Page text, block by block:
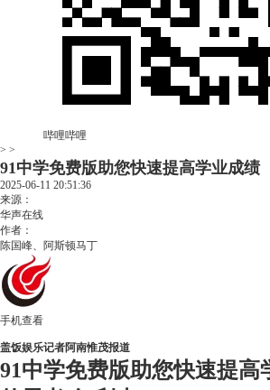
哔哩哔哩
> >
91中学免费版助您快速提高学业成绩
2025-06-11 20:51:36
来源：
华声在线
作者：
陈国峰、阿斯顿马丁
手机查看
盖饭娱乐记者阿南惟茂报道
91中学免费版助您快速提高